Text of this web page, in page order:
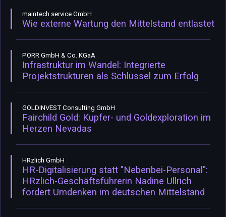
maintech service GmbH
Wie externe Wartung den Mittelstand entlastet
PORR GmbH & Co. KGaA
Infrastruktur im Wandel: Integrierte
Projektstrukturen als Schlüssel zum Erfolg
GOLDINVEST Consulting GmbH
Fairchild Gold: Kupfer- und Goldexploration im
Herzen Nevadas
HRzlich GmbH
HR-Digitalisierung statt "Nebenbei-Personal":
HRzlich-Geschäftsführerin Nadine Ullrich
fordert Umdenken im deutschen Mittelstand